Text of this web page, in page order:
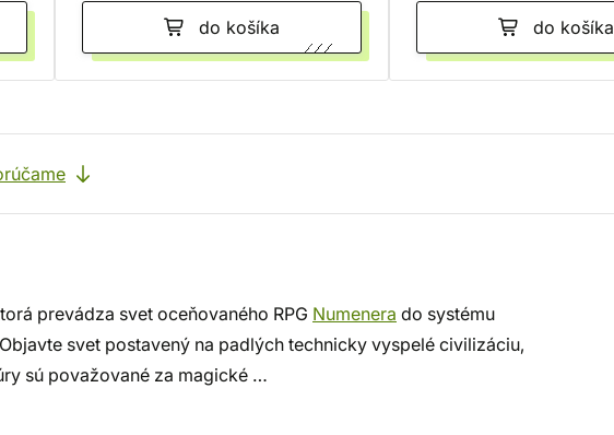
do košíka do košíka
prevádza svet oceňovaného RPG Numenera do systému
svet postavený na padlých technicky vyspelé civilizáciu,
sú považované za magické …